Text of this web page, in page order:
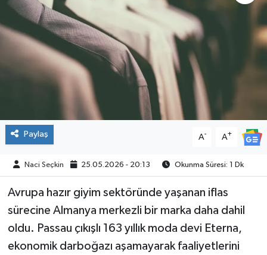
Paylaş A- A+
Naci Seçkin 25.05.2026 - 20:13 Okunma Süresi: 1 Dk
Avrupa hazır giyim sektöründe yaşanan iflas
sürecine Almanya merkezli bir marka daha dahil
oldu. Passau çıkışlı 163 yıllık moda devi Eterna,
ekonomik darboğazı aşamayarak faaliyetlerini